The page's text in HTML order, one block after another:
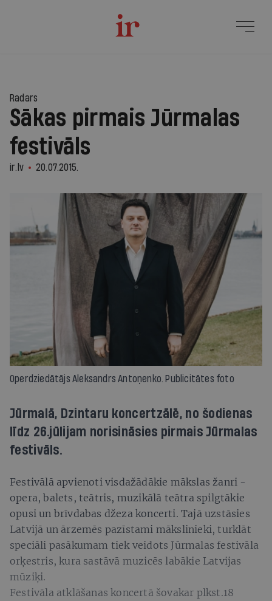
Radars
Sākas pirmais Jūrmalas
festivāls
ir.lv 20.07.2015.
Operdziedātājs Aleksandrs Antoņenko. Publicitātes foto
Jūrmalā, Dzintaru koncertzālē, no šodienas
līdz 26.jūlijam norisināsies pirmais Jūrmalas
festivāls.
Festivālā apvienoti visdažādākie mākslas žanri -
opera, balets, teātris, muzikālā teātra spilgtākie
opusi un brīvdabas džeza koncerti. Tajā uzstāsies
Latvijā un ārzemēs pazīstami mākslinieki, turklāt
speciāli pasākumam tiek veidots Jūrmalas festivāla
orķestris, kura sastāvā muzicēs labākie Latvijas
mūziķi.
Festivāla atklāšanas koncertā šovakar plkst.18